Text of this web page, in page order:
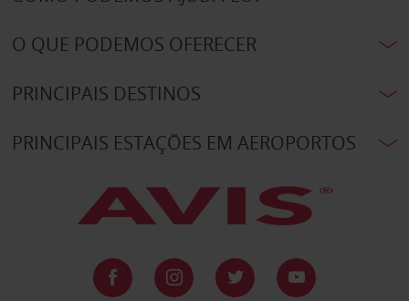
O QUE PODEMOS OFERECER
PRINCIPAIS DESTINOS
PRINCIPAIS ESTAÇÕES EM AEROPORTOS